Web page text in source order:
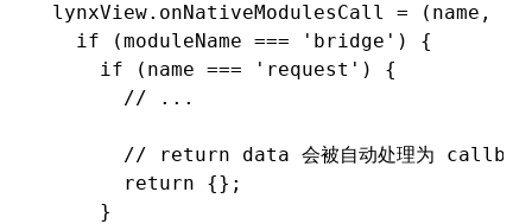
lynxView. onNativeModulesCall = (name ,
  if
(moduleName === 'bridge' ) {
    if
(name === 'request' ) {
      // ...
// return data 会被自动处理为
      return
{};
    }